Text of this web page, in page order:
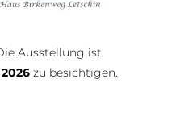
Ausstellung ist
zu besichtigen.